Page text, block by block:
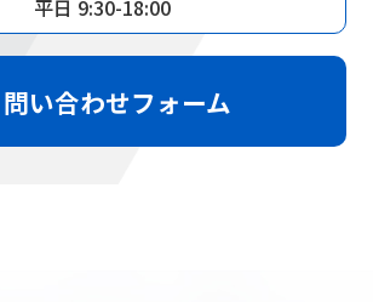
平日 9:30-18:00
問い合わせフォーム